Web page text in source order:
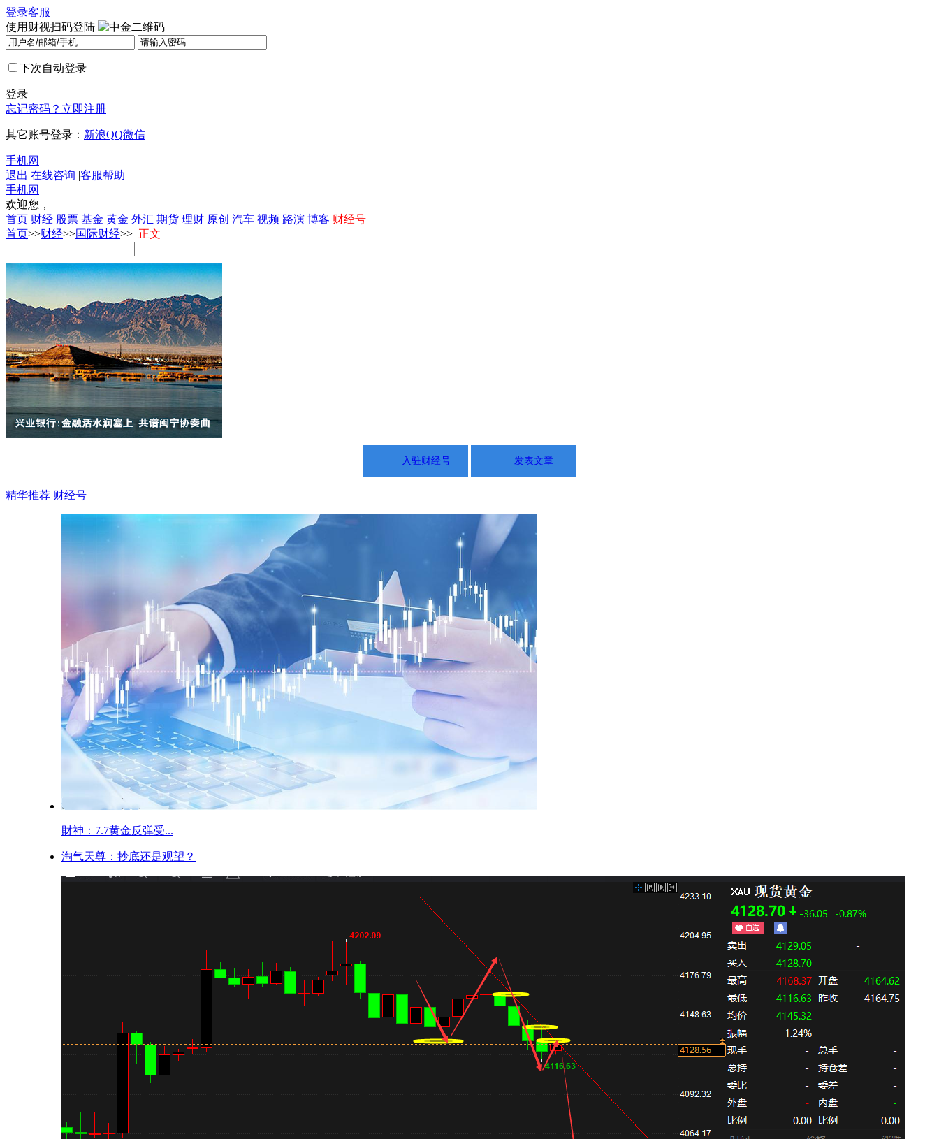
登录客服
使用财视扫码登陆
下次自动登录
登录
忘记密码？ 立即注册
其它账号登录： 新浪QQ微信
手机网
退出 在线咨询 |客服帮助
手机网
欢迎您，
首页 财经 股票 基金 黄金 外汇 期货 理财 原创 汽车 视频 路演 博客 财经号
首页>>财经>>国际财经>> 正文
入驻财经号 发表文章
精华推荐 财经号
財神：7.7黄金反弹受...
淘气天尊：抄底还是观望？